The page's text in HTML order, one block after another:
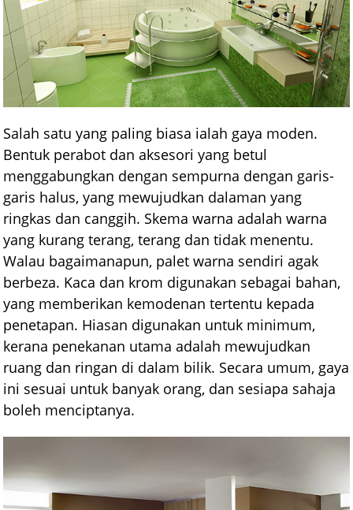
Salah satu yang paling biasa ialah gaya moden.
Bentuk perabot dan aksesori yang betul
menggabungkan dengan sempurna dengan garis-
garis halus, yang mewujudkan dalaman yang
ringkas dan canggih. Skema warna adalah warna
yang kurang terang, terang dan tidak menentu.
Walau bagaimanapun, palet warna sendiri agak
berbeza. Kaca dan krom digunakan sebagai bahan,
yang memberikan kemodenan tertentu kepada
penetapan. Hiasan digunakan untuk minimum,
kerana penekanan utama adalah mewujudkan
ruang dan ringan di dalam bilik. Secara umum, gaya
ini sesuai untuk banyak orang, dan sesiapa sahaja
boleh menciptanya.